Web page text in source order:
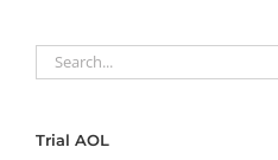
Search
for:
Trial AOL